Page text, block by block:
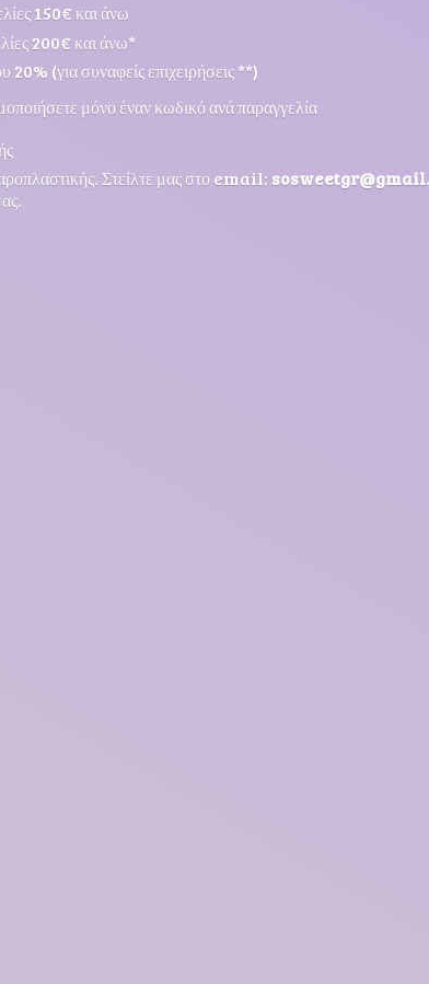
150€ και άνω
200€ και άνω*
20% (για συναφείς επιχειρήσεις **)
μόνο έναν κωδικό ανά παραγγελία
Στείλτε μας στο email: